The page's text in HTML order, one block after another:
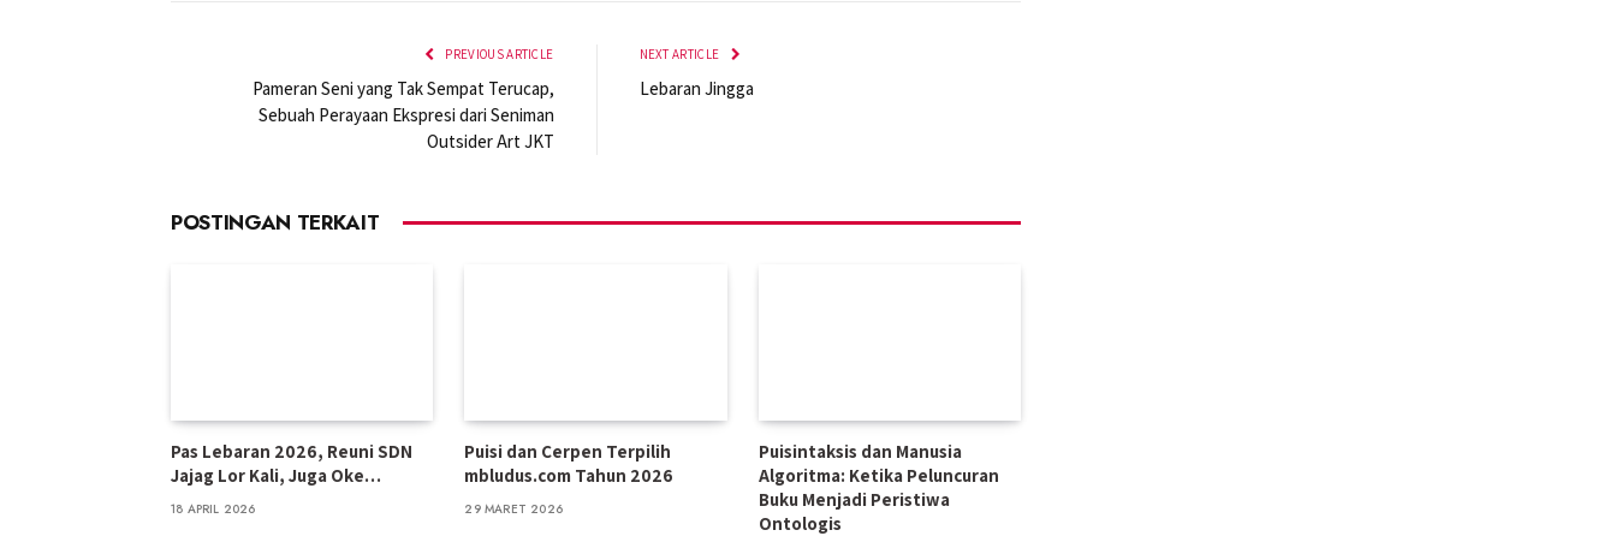
PREVIOUS ARTICLE
Pameran Seni yang Tak Sempat Terucap,
Sebuah Perayaan Ekspresi dari Seniman
Outsider Art JKT
NEXT ARTICLE
Lebaran Jingga
POSTINGAN TERKAIT
Pas Lebaran 2026, Reuni SDN
Jajag Lor Kali, Juga Oke…
18 APRIL 2026
Puisi dan Cerpen Terpilih
mbludus.com Tahun 2026
29 MARET 2026
Puisintaksis dan Manusia
Algoritma: Ketika Peluncuran
Buku Menjadi Peristiwa
Ontologis